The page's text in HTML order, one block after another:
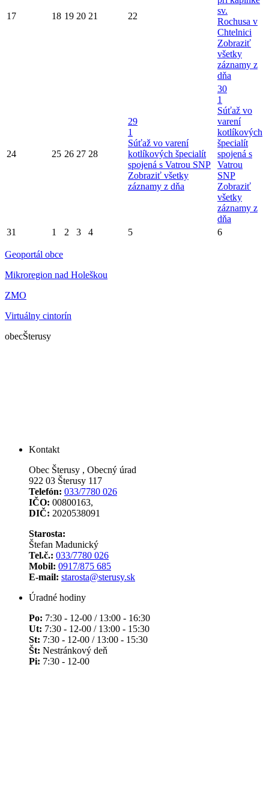
17 18 19 20 21 22
sv.
Rochusa v
Chtelnici
Zobraziť
všetky
záznamy z
dňa
24 25 26 27 28
29
1
Súťaž vo varení
kotlíkových špecialít
spojená s Vatrou SNP
Zobraziť všetky
záznamy z dňa
30
1
Súťaž vo
varení
kotlíkových
špecialít
spojená s
Vatrou
SNP
Zobraziť
všetky
záznamy z
dňa
31
1 2 3 4 5 6
Geoportál obce
Mikroregion nad Holeškou
ZMO
Virtuálny cintorín
obecŠterusy
Kontakt
Obec Šterusy , Obecný úrad
922 03 Šterusy 117
Telefón: 033/7780 026
IČO: 00800163,
DIČ: 2020538091
Starosta:
Štefan Madunický
Tel.č.: 033/7780 026
Mobil: 0917/875 685
E-mail: starosta@sterusy.sk
Úradné hodiny
Po: 7:30 - 12-00 / 13:00 - 16:30
Ut: 7:30 - 12-00 / 13:00 - 15:30
St: 7:30 - 12-00 / 13:00 - 15:30
Št: Nestránkový deň
Pi: 7:30 - 12-00